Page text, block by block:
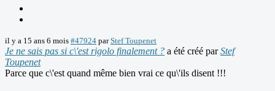
il y a 15 ans 6 mois #47924 parStef Toupenet
Je ne sais pas si c\'est rigolo finalement ? a été créé parStef
Toupenet
Parce que c\'est quand même bien vrai ce qu\'ils disent !!!